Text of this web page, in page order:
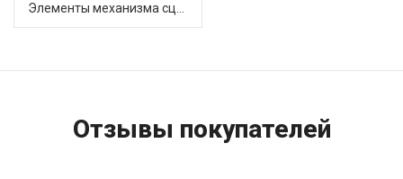
Элементы механизма сцепления (54)
Отзывы покупателей